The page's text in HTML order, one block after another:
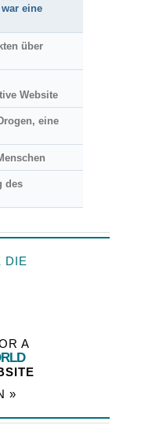
eine
über
Website
eine
des
DIE
A
»